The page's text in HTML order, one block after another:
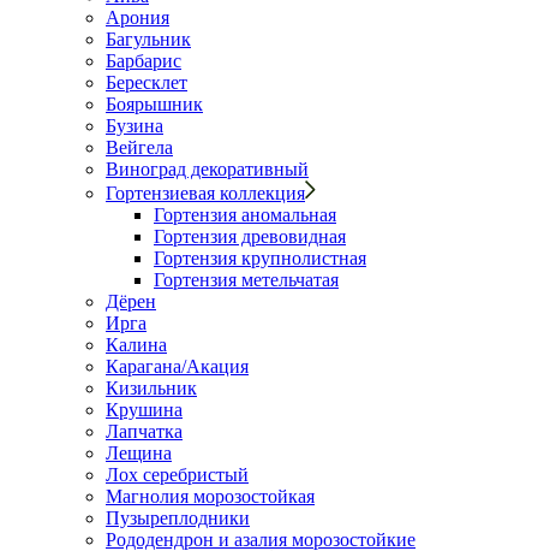
Арония
Багульник
Барбарис
Бересклет
Боярышник
Бузина
Вейгела
Виноград декоративный
Гортензиевая коллекция
Гортензия аномальная
Гортензия древовидная
Гортензия крупнолистная
Гортензия метельчатая
Дёрен
Ирга
Калина
Карагана/Акация
Кизильник
Крушина
Лапчатка
Лещина
Лох серебристый
Магнолия морозостойкая
Пузыреплодники
Рододендрон и азалия морозостойкие